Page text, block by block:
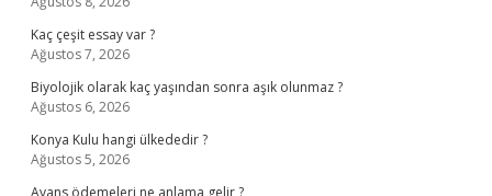
Kaç çeşit essay var ?
Ağustos 7, 2026
Biyolojik olarak kaç yaşından sonra aşık olunmaz ?
Ağustos 6, 2026
Konya Kulu hangi ülkededir ?
Ağustos 5, 2026
Avans ödemeleri ne anlama gelir ?